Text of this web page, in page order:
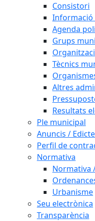
Consistori
Informació
Agenda
Grups
Tècnics
Altres
Resultats
Ple municipal
Anuncis /
Perfil de
Normativa
Normativa
Urbanisme
Seu electrònica
Transparència